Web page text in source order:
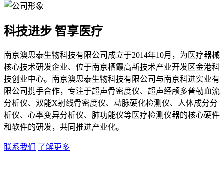
科技进步 智享医疗
南京澳思泰生物科技有限公司成立于2014年10月，为医疗器械
核心技术研发企业、位于南京栖霞高新技术产业开发区金港科
技创业中心。南京澳思泰生物科技有限公司与南京科进实业有
限公司携手合作，专注于超声骨密度仪、超声经颅多普勒血流
分析仪、双能X射线骨密度仪、动脉硬化检测仪、人体成分分
析仪、心率变异分析仪、肺功能仪等医疗检测仪器的核心硬件
和软件的研发，共同推进产业化。
联系我们 了解更多